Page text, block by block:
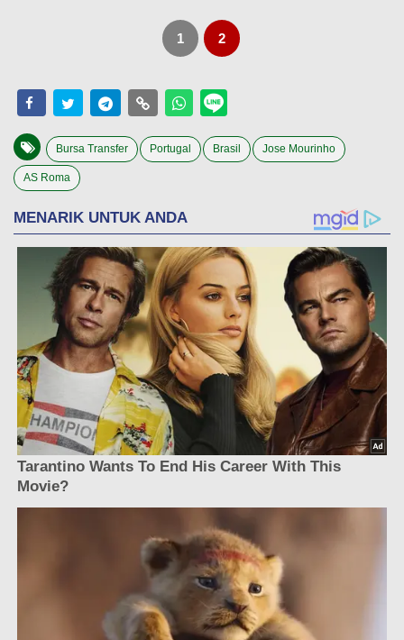
1 2
Bursa Transfer Portugal Brasil Jose Mourinho
AS Roma